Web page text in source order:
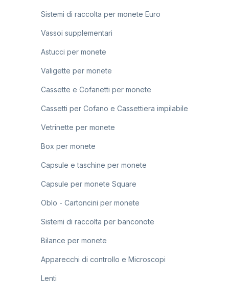
Sistemi di raccolta per monete Euro
Vassoi supplementari
Astucci per monete
Valigette per monete
Cassette e Cofanetti per monete
Cassetti per Cofano e Cassettiera impilabile
Vetrinette per monete
Box per monete
Capsule e taschine per monete
Capsule per monete Square
Oblo - Cartoncini per monete
Sistemi di raccolta per banconote
Bilance per monete
Apparecchi di controllo e Microscopi
Lenti